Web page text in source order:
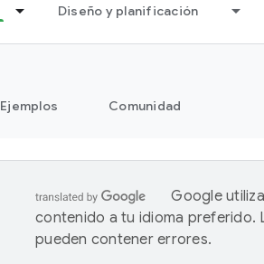
Diseño y planificación
Ejemplos Comunidad
Google
contenido a tu idioma preferido.
pueden contener errores.